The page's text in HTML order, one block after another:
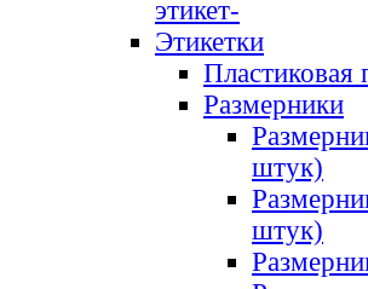
этикет-
Этикетки
Пластиковая
Размерники
штук)
штук)